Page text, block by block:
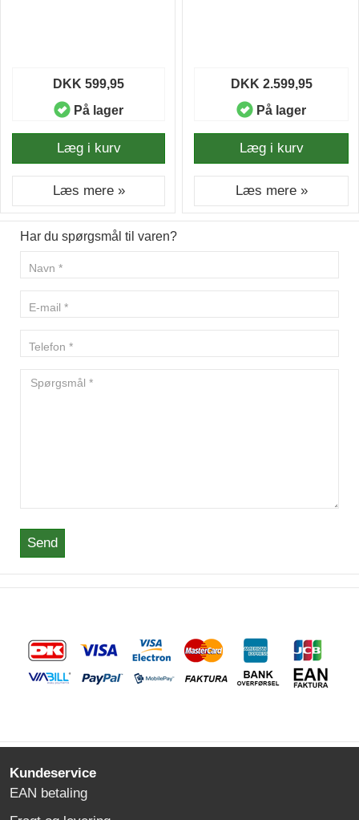
DKK 599,95
På lager
Læg i kurv
Læs mere »
DKK 2.599,95
På lager
Læg i kurv
Læs mere »
Har du spørgsmål til varen?
Send
Kundeservice
EAN betaling